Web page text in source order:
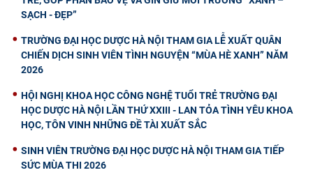
SẠCH - ĐẸP”
TRƯỜNG ĐẠI HỌC DƯỢC HÀ NỘI THAM GIA LỄ XUẤT QUÂN
CHIẾN DỊCH SINH VIÊN TÌNH NGUYỆN “MÙA HÈ XANH” NĂM
2026
HỘI NGHỊ KHOA HỌC CÔNG NGHỆ TUỔI TRẺ TRƯỜNG ĐẠI
HỌC DƯỢC HÀ NỘI LẦN THỨ XXIII - LAN TỎA TÌNH YÊU KHOA
HỌC, TÔN VINH NHỮNG ĐỀ TÀI XUẤT SẮC
SINH VIÊN TRƯỜNG ĐẠI HỌC DƯỢC HÀ NỘI THAM GIA TIẾP
SỨC MÙA THI 2026